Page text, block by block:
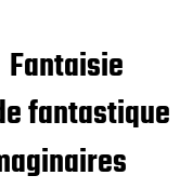
Fantaisie
fantastique